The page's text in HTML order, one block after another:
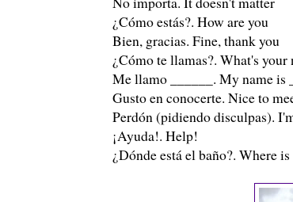
¿Cómo estás?. How are you
Bien, gracias. Fine, thank you
¿Cómo te llamas?. What's your
Me llamo ______. My name is
Gusto en conocerte. Nice to
Perdón (pidiendo disculpas).
¡Ayuda!. Help!
¿Dónde está el baño?. Where